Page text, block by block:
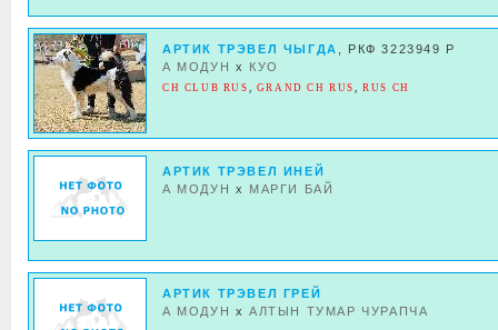
АРТИК ТРЭВЕЛ ЧЫГДА
, РКФ 3223949 Р
А МОДУН x КУО
CH CLUB RUS , GRAND CH RUS,RUS CH
АРТИК ТРЭВЕЛ ИНЕЙ
А МОДУН x МАРГИ БАЙ
АРТИК ТРЭВЕЛ ГРЕЙ
А МОДУН xАЛТЫН ТУМАР ЧУРАПЧА